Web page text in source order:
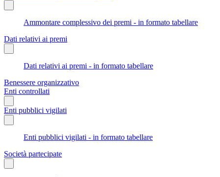
Ammontare complessivo dei premi - in formato tabellare
Dati relativi ai premi
Dati relativi ai premi - in formato tabellare
Benessere organizzativo
Enti controllati
Enti pubblici vigilati
Enti pubblici vigilati - in formato tabellare
Società partecipate